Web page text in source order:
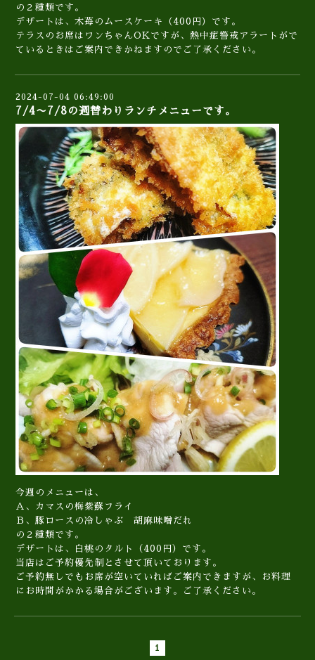
の２種類です。
デザートは、木苺のムースケーキ（400円）です。
テラスのお席はワンちゃんOKですが、熱中症警戒アラートがで
ているときはご案内できかねますのでご了承ください。
2024-07-04 06:49:00
7/4〜7/8の週替わりランチメニューです。
今週のメニューは、
Ａ、カマスの梅紫蘇フライ
Ｂ、豚ロースの冷しゃぶ 胡麻味噌だれ
の２種類です。
デザートは、白桃のタルト（400円）です。
当店はご予約優先制とさせて頂いております。
ご予約無しでもお席が空いていればご案内できますが、お料理
にお時間がかかる場合がございます。ご了承ください。
1